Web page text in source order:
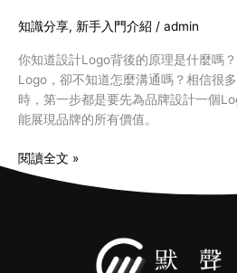
知識分享, 新手入門介紹 / admin
你知道設計Logo背後的原理是什麼嗎
Logo，卻不知道怎麼溝通嗎？相信很
時，第一步都是要先為品牌設計一個
能展現品牌的所有價值。
閱讀全文 »